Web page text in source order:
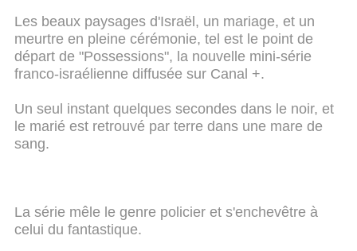
Les beaux paysages d'Israël, un mariage, et un
meurtre en pleine cérémonie, tel est le point de
départ de "Possessions", la nouvelle mini-série
franco-israélienne diffusée sur Canal +.
Un seul instant quelques secondes dans le noir, et
le marié est retrouvé par terre dans une mare de
sang.
La série mêle le genre policier et s'enchevêtre à
celui du fantastique.